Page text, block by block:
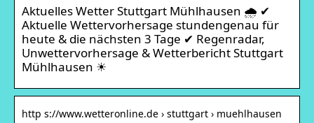
Aktuelles Wetter Stuttgart Mühlhausen 🌧️ ✔
Aktuelle Wettervorhersage stundengenau für
heute & die nächsten 3 Tage ✔ Regenradar,
Unwettervorhersage & Wetterbericht Stuttgart
Mühlhausen ☀
http s://www.wetteronline.de › stuttgart › muehlhausen